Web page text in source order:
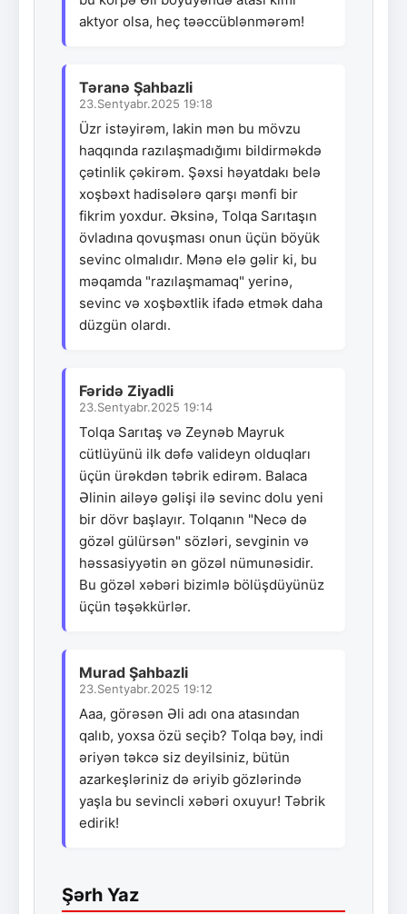
aktyor olsa, heç təəccüblənmərəm!
Təranə Şahbazli
23.Sentyabr.2025 19:18
Üzr istəyirəm, lakin mən bu mövzu
haqqında razılaşmadığımı bildirməkdə
çətinlik çəkirəm. Şəxsi həyatdakı belə
xoşbəxt hadisələrə qarşı mənfi bir
fikrim yoxdur. Əksinə, Tolqa Sarıtaşın
övladına qovuşması onun üçün böyük
sevinc olmalıdır. Mənə elə gəlir ki, bu
məqamda "razılaşmamaq" yerinə,
sevinc və xoşbəxtlik ifadə etmək daha
düzgün olardı.
Fəridə Ziyadli
23.Sentyabr.2025 19:14
Tolqa Sarıtaş və Zeynəb Mayruk
cütlüyünü ilk dəfə valideyn olduqları
üçün ürəkdən təbrik edirəm. Balaca
Əlinin ailəyə gəlişi ilə sevinc dolu yeni
bir dövr başlayır. Tolqanın "Necə də
gözəl gülürsən" sözləri, sevginin və
həssasiyyətin ən gözəl nümunəsidir.
Bu gözəl xəbəri bizimlə bölüşdüyünüz
üçün təşəkkürlər.
Murad Şahbazli
23.Sentyabr.2025 19:12
Aaa, görəsən Əli adı ona atasından
qalıb, yoxsa özü seçib? Tolqa bəy, indi
əriyən təkcə siz deyilsiniz, bütün
azarkeşləriniz də əriyib gözlərində
yaşla bu sevincli xəbəri oxuyur! Təbrik
edirik!
Şərh Yaz